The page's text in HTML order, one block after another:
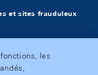
et sites frauduleux
les